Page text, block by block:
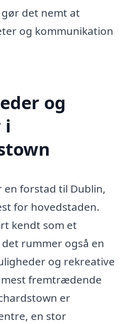
det nemt at
og kommunikation
og
i
en forstad til Dublin,
for hovedstaden.
kendt som et
rummer også en
og rekreative
mest fremtrædende
er
en stor